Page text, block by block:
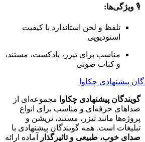
🎙️ ویژگی‌ها:
تلفظ و لحن استاندارد با کیفیت
استودیویی
مناسب برای تیزر، پادکست، مستند،
و کتاب صوتی
پیشنهادی چکاوا
گویندگان پیشنهادی چکاوا مجموعه‌ای از
صداهای حرفه‌ای و مناسب برای انواع
پروژه‌ها مانند تیزر، مستند، نریشن و
تبلیغات است. همه گویندگان پیشنهادی با
صدای خوب، طبیعی و تاثیرگذار
آماده ارائه